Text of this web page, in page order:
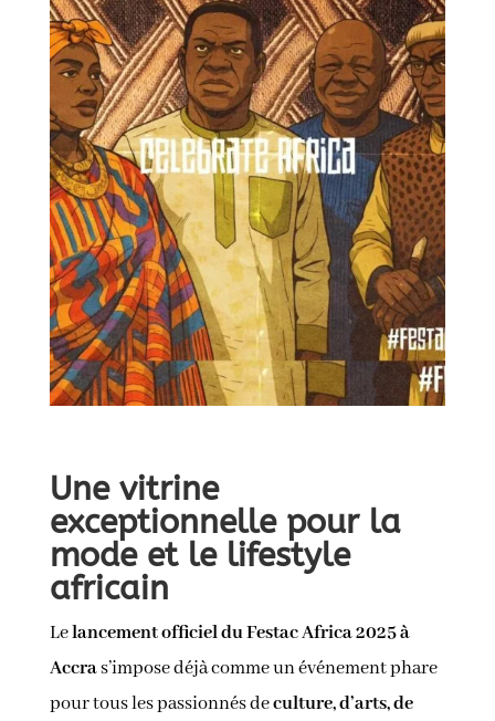
Une vitrine
exceptionnelle pour la
mode et le lifestyle
africain
Lelancement officiel du Festac Africa 2025 à
Accras’impose déjà comme un événement phare
pour tous les passionnés deculture, d’arts, de